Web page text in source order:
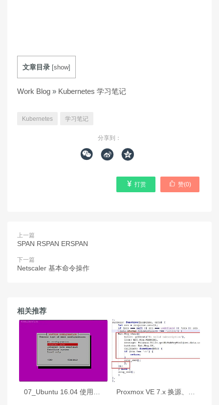
文章目录 [show]
Work Blog » Kubernetes 学习笔记
Kubernetes 学习笔记
分享到：
  
 赞(0)
 打赏
上一篇
SPAN RSPAN ERSPAN
下一篇
Netscaler 基本命令操作
相关推荐
07_Ubuntu 16.04 使用mailutils和ssmtp通过命令行发送邮件 Proxmox VE 7.x 换源、关掉订阅提示、直通等相关教程